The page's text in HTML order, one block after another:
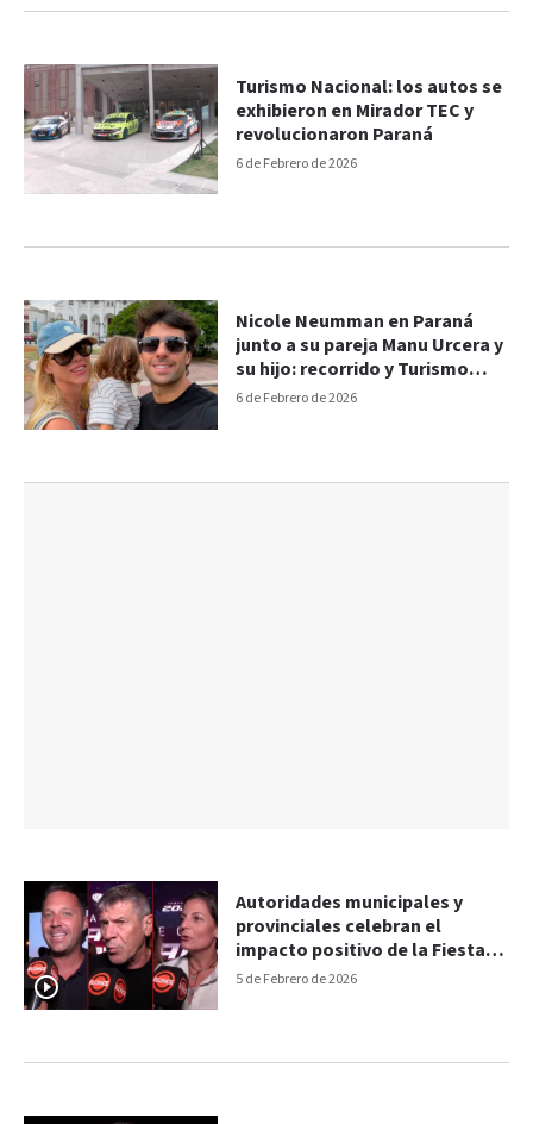
6 de Febrero de 2026
Turismo Nacional: los autos se
exhibieron en Mirador TEC y
revolucionaron Paraná
6 de Febrero de 2026
Nicole Neumman en Paraná
junto a su pareja Manu Urcera y
su hijo: recorrido y Turismo
Nacional
5 de Febrero de 2026
Autoridades municipales y
provinciales celebran el
impacto positivo de la Fiesta
Nacional del Mate y del TN